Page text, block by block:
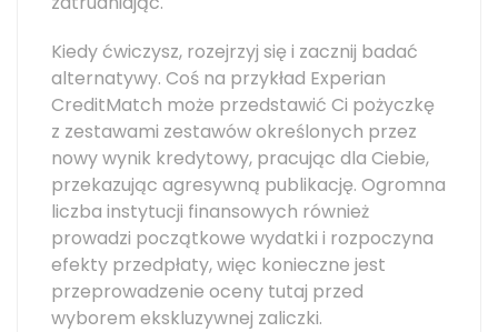
Kiedy ćwiczysz, rozejrzyj się i zacznij badać
alternatywy. Coś na przykład Experian
CreditMatch może przedstawić Ci pożyczkę
z zestawami zestawów określonych przez
nowy wynik kredytowy, pracując dla Ciebie,
przekazując agresywną publikację. Ogromna
liczba instytucji finansowych również
prowadzi początkowe wydatki i rozpoczyna
efekty przedpłaty, więc konieczne jest
przeprowadzenie oceny tutaj przed
wyborem ekskluzywnej zaliczki.